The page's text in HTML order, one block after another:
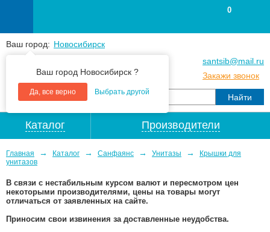
Ваш город: Новосибирск
Ваш город Новосибирск ?
Да, все верно Выбрать другой
+7(383) 213 79 30
santsib@mail.ru
Закажи звонок
0
Каталог Производители
Главная → Каталог → Санфаянс → Унитазы →
Крышки для
унитазов
В связи с нестабильным курсом валют и пересмотром цен
некоторыми производителями, цены на товары могут
отличаться от заявленных на сайте.
Приносим свои извинения за доставленные неудобства.